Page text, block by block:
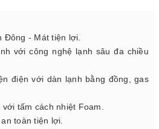
Đông - Mát tiện lợi.
với công nghệ lạnh sâu đa chiều
điện với dàn lạnh bằng đồng, gas
tấm cách nhiệt Foam.
toàn tiện lợi.